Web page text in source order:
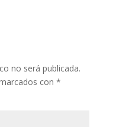
no será publicada.
con *